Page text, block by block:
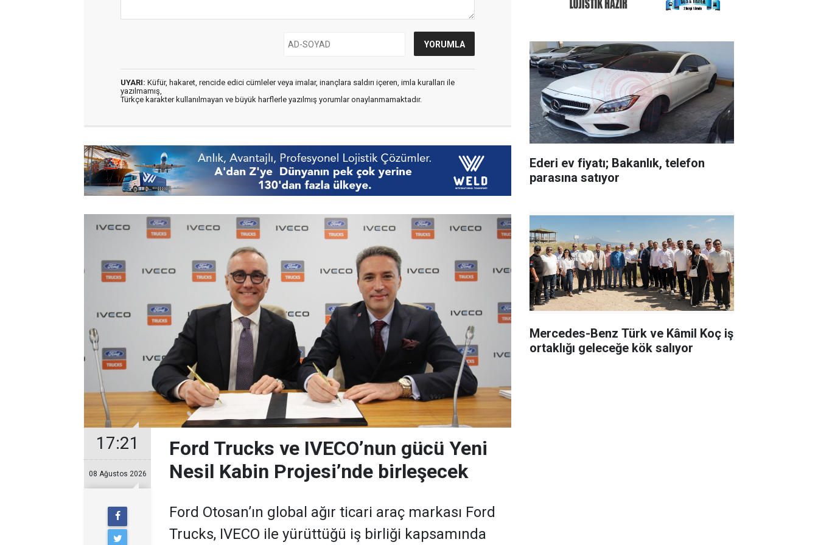
UYARI: Küfür, hakaret, rencide edici cümleler veya imalar, inançlara saldırı içeren, imla kuralları ile
yazılmamış,
Türkçe karakter kullanılmayan ve büyük harflerle yazılmış yorumlar onaylanmamaktadır.
17:21
08 Ağustos 2026
Ford Trucks ve IVECO’nun gücü Yeni
Nesil Kabin Projesi’nde birleşecek
Ford Otosan’ın global ağır ticari araç markası Ford
Trucks, IVECO ile yürüttüğü iş birliği kapsamında
Ederi ev fiyatı; Bakanlık, telefon
parasına satıyor
Mercedes-Benz Türk ve Kâmil Koç iş
ortaklığı geleceğe kök salıyor